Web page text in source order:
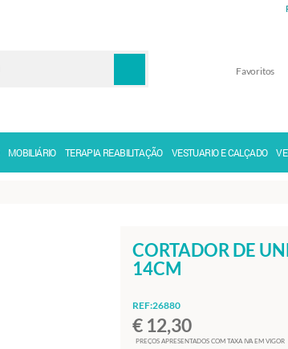
Favoritos
MOBILIÁRIO TERAPIA REABILITAÇÃO VESTUARIO E CALÇADO
CORTADOR DE
14CM
REF:26880
€ 12,30
PREÇOS APRESENTADOS COM TAXA IVA EM VIGOR